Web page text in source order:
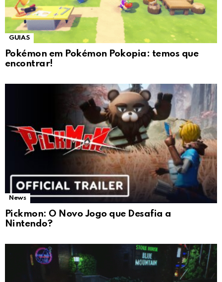
GUIAS
Pokémon em Pokémon Pokopia: temos que
encontrar!
News
Pickmon: O Novo Jogo que Desafia a
Nintendo?